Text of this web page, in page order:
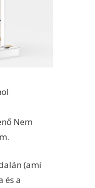
Nem
(ami
és a